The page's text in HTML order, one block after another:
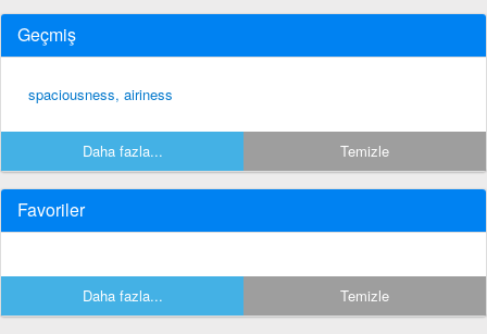
Geçmiş
spaciousness, airiness
Daha fazla... Temizle
Favoriler
Daha fazla... Temizle